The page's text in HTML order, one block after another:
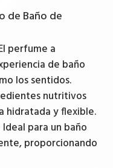
de Baño de
perfume a
de baño
los sentidos.
nutritivos
hidratada y flexible.
Ideal para un baño
proporcionando